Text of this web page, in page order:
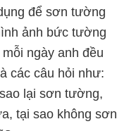
để sơn tường
ảnh bức tường
ngày anh đều
các câu hỏi như:
lại sơn tường,
tại sao không sơn